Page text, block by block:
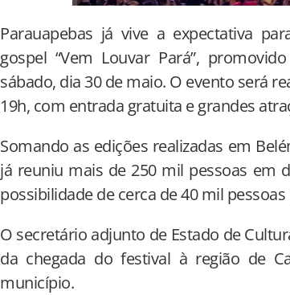
Parauapebas já vive a expectativa
gospel “Vem Louvar Pará”,
sábado, dia 30 de maio. O evento será
19h, com entrada gratuita e grandes
Somando as edições realizadas em
já reuniu mais de 250 mil pessoas em
possibilidade de cerca de 40 mil
O secretário adjunto de Estado de
da chegada do festival à região de
município.